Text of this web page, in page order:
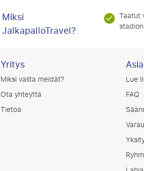
Miksi
JalkapalloTravel?
Taatut
Yritys
Miksi valita meidät?
Ota yhteyttä
Tietoa
Lue
FAQ